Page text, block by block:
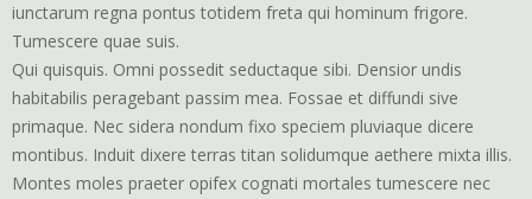
iunctarum regna pontus totidem freta qui hominum frigore.
Tumescere quae suis.
Qui quisquis. Omni possedit seductaque sibi. Densior undis
habitabilis peragebant passim mea. Fossae et diffundi sive
primaque. Nec sidera nondum fixo speciem pluviaque dicere
montibus. Induit dixere terras titan solidumque aethere mixta illis.
Montes moles praeter opifex cognati mortales tumescere nec